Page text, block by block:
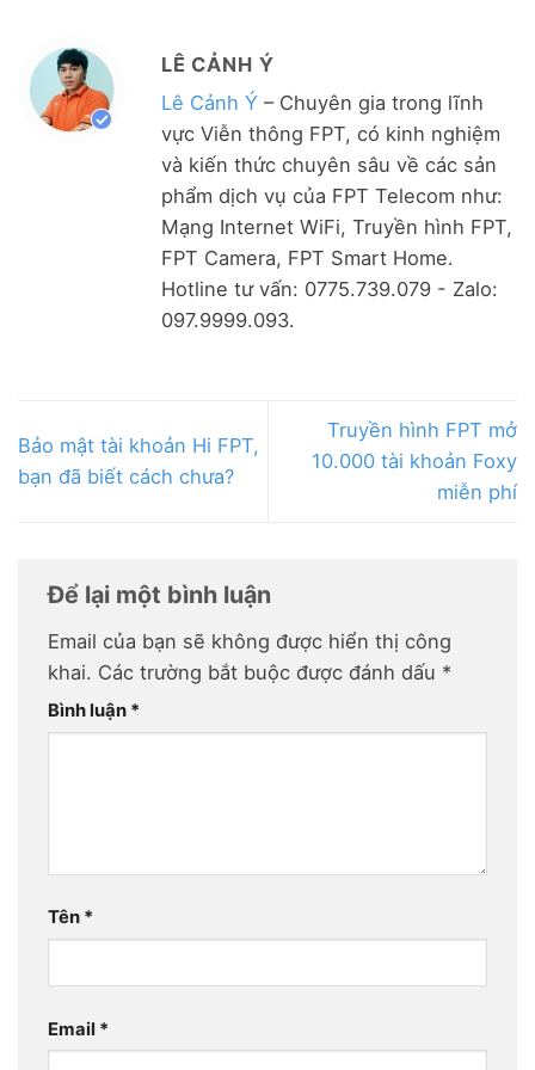
LÊ CẢNH Ý
Lê Cảnh Ý – Chuyên gia trong lĩnh
vực Viễn thông FPT, có kinh nghiệm
và kiến thức chuyên sâu về các sản
phẩm dịch vụ của FPT Telecom như:
Mạng Internet WiFi, Truyền hình FPT,
FPT Camera, FPT Smart Home.
Hotline tư vấn: 0775.739.079 - Zalo:
097.9999.093.
Bảo mật tài khoản Hi FPT,
bạn đã biết cách chưa?
Truyền hình FPT mở
10.000 tài khoản Foxy
miễn phí
Để lại một bình luận
Email của bạn sẽ không được hiển thị công
khai. Các trường bắt buộc được đánh dấu *
Bình luận *
Tên *
Email *